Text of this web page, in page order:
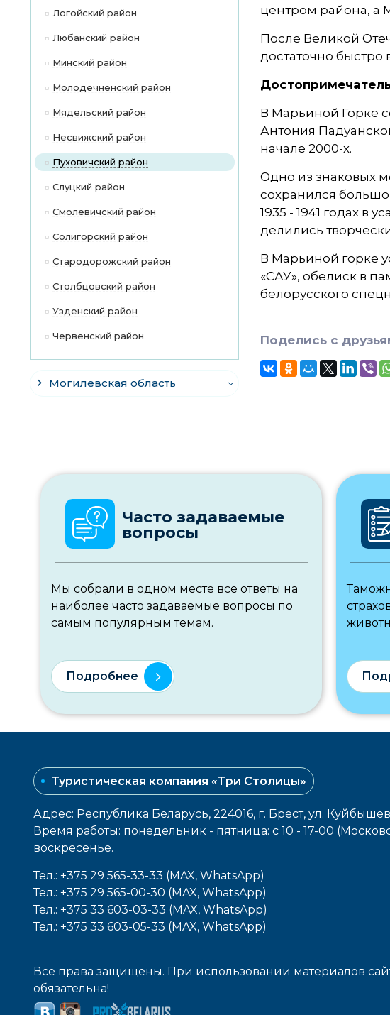
Логойский район
Любанский район
Минский район
Молодечненский район
Мядельский район
Несвижский район
Пуховичский район
Слуцкий район
Смолевичский район
Солигорский район
Стародорожский район
Столбцовский район
Узденский район
Червенский район
Могилевская область
центром района, а
После Великой
достаточно быстро
В Марьиной Горке
Антония
начале 2000-х.
Одно из знаковых
сохранился
1935 - 1941 годах в
делились
В Марьиной горке
«САУ», обелиск в
белорусского
Поделись с
Часто задаваемые
вопросы
Мы собрали в одном месте все ответы на
наиболее часто задаваемые вопросы по
самым популярным темам.
Подробнее
Туристическая компания «Три Столицы»
Адрес: Республика Беларусь, 224016, г. Брест, ул.
Время работы: понедельник - пятница: с 10 - 17-00
воcкресенье.
Тел.: +375 29 565-33-33 (MAX, WhatsApp)
Тел.: +375 29 565-00-30 (MAX, WhatsApp)
Тел.: +375 33 603-03-33 (MAX, WhatsApp)
Тел.: +375 33 603-05-33 (MAX, WhatsApp)
Все права защищены. При использовании материалов
обязательна!